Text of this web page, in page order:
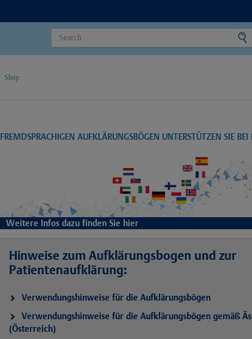
Shop
FREMDSPRACHIGEN AUFKLÄRUNGSBÖGEN UNTERSTÜTZEN SIE BEI
Weitere Infos dazu finden Sie hier
Hinweise zum Aufklärungsbogen und zur
Patientenaufklärung:
Verwendungshinweise für die Aufklärungsbögen
Verwendungshinweise für die Aufklärungsbögen gemäß
(Österreich)